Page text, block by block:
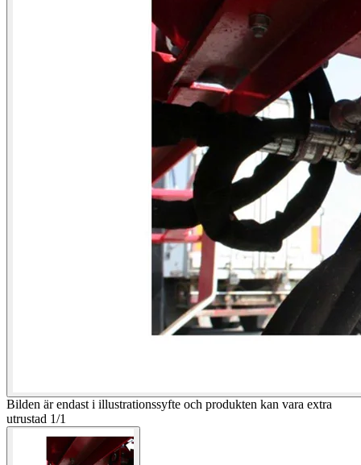
Bilden är endast i illustrationssyfte och produkten kan vara extra
utrustad 1/1